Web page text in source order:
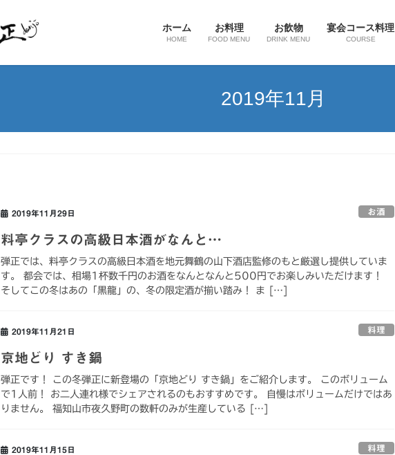
ホーム
HOME
お料理
FOOD MENU
お飲物
DRINK MENU
宴会コース料理
COURSE
2019年11月
2019年11月29日 お酒
料亭クラスの高級日本酒がなんと…
弾正では、料亭クラスの高級日本酒を地元舞鶴の山下酒店監修のもと厳選し提供していま
す。 都会では、相場1杯数千円のお酒をなんとなんと500円でお楽しみいただけます！
そしてこの冬はあの「黒龍」の、冬の限定酒が揃い踏み！ ま […]
2019年11月21日 料理
京地どり すき鍋
弾正です！ この冬弾正に新登場の「京地どり すき鍋」をご紹介します。 このボリューム
で1人前！ お二人連れ様でシェアされるのもおすすめです。 自慢はボリュームだけではあ
りません。 福知山市夜久野町の数軒のみが生産している […]
2019年11月15日 料理